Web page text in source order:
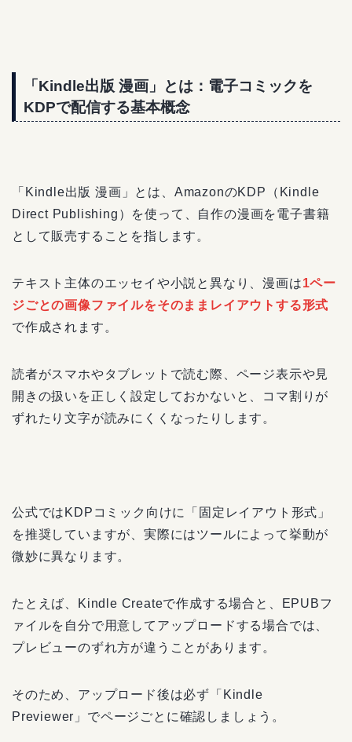
「Kindle出版 漫画」とは：電子コミックを
KDPで配信する基本概念
「Kindle出版 漫画」とは、AmazonのKDP（Kindle
Direct Publishing）を使って、自作の漫画を電子書籍
として販売することを指します。
テキスト主体のエッセイや小説と異なり、漫画は1ペー
ジごとの画像ファイルをそのままレイアウトする形式
で作成されます。
読者がスマホやタブレットで読む際、ページ表示や見
開きの扱いを正しく設定しておかないと、コマ割りが
ずれたり文字が読みにくくなったりします。
公式ではKDPコミック向けに「固定レイアウト形式」
を推奨していますが、実際にはツールによって挙動が
微妙に異なります。
たとえば、Kindle Createで作成する場合と、EPUBフ
ァイルを自分で用意してアップロードする場合では、
プレビューのずれ方が違うことがあります。
そのため、アップロード後は必ず「Kindle
Previewer」でページごとに確認しましょう。